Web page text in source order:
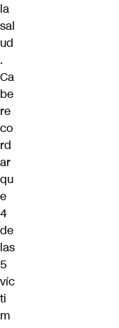
la
sal
ud
.
Ca
be
re
co
rd
ar
qu
e
4
de
las
5
víc
ti
m